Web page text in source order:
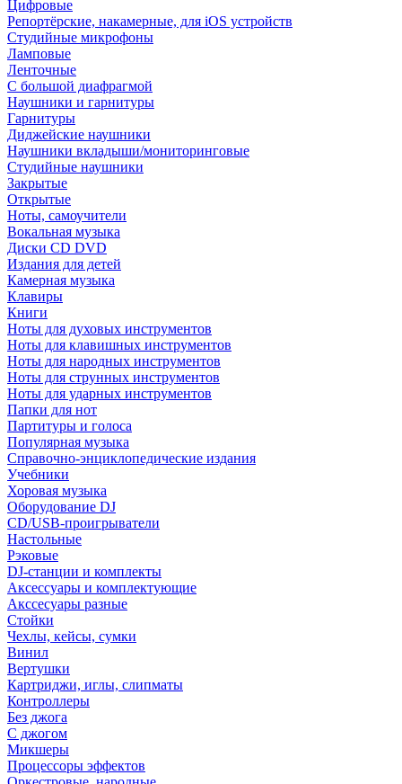
Цифровые
Репортёрские, накамерные, для iOS устройств
Студийные микрофоны
Ламповые
Ленточные
С большой диафрагмой
Наушники и гарнитуры
Гарнитуры
Диджейские наушники
Наушники вкладыши/мониторинговые
Студийные наушники
Закрытые
Открытые
Ноты, самоучители
Вокальная музыка
Диски CD DVD
Издания для детей
Камерная музыка
Клавиры
Книги
Ноты для духовых инструментов
Ноты для клавишных инструментов
Ноты для народных инструментов
Ноты для струнных инструментов
Ноты для ударных инструментов
Папки для нот
Партитуры и голоса
Популярная музыка
Справочно-энциклопедические издания
Учебники
Хоровая музыка
Оборудование DJ
CD/USB-проигрыватели
Настольные
Рэковые
DJ-станции и комплекты
Аксессуары и комплектующие
Акссесуары разные
Стойки
Чехлы, кейсы, сумки
Винил
Вертушки
Картриджи, иглы, слипматы
Контроллеры
Без джога
С джогом
Микшеры
Процессоры эффектов